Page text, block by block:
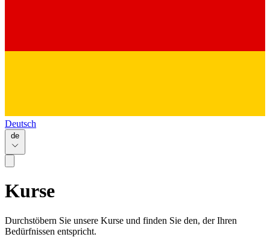
Deutsch
de
Kurse
Durchstöbern Sie unsere Kurse und finden Sie den, der Ihren
Bedürfnissen entspricht.